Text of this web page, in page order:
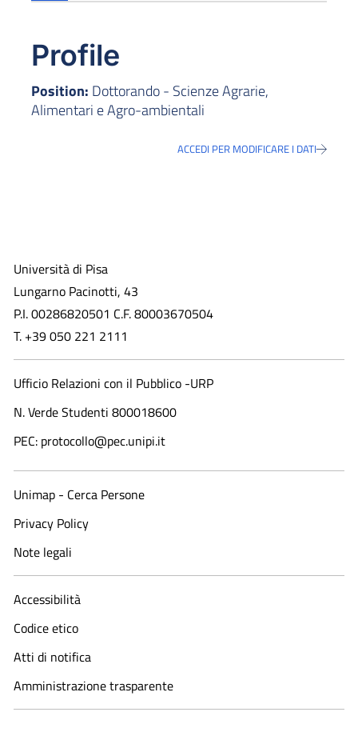
Profile
Position: Dottorando - Scienze Agrarie,
Alimentari e Agro-ambientali
ACCEDI PER MODIFICARE I DATI
Università di Pisa
Lungarno Pacinotti, 43
P.I. 00286820501 C.F. 80003670504
T. +39 050 221 2111
Ufficio Relazioni con il Pubblico -URP
N. Verde Studenti 800018600​
PEC: protocollo@pec.unipi.it
Unimap - Cerca Persone
Privacy Policy
Note legali
Accessibilità
Codice etico
Atti di notifica
Amministrazione trasparente